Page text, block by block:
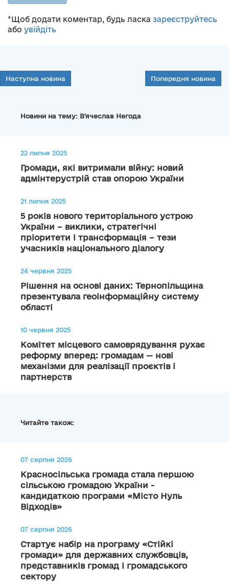
*Щоб додати коментар, будь ласка зареєструйтесь
або увійдіть
Наступна новина Попередня новина
Новини на тему: В'ячеслав Негода
22 липня 2025
Громади, які витримали війну: новий
адмінтерустрій став опорою України
21 липня 2025
5 років нового територіального устрою
України – виклики, стратегічні
пріоритети і трансформація – тези
учасників національного діалогу
24 червня 2025
Рішення на основі даних: Тернопільщина
презентувала геоінформаційну систему
області
10 червня 2025
Комітет місцевого самоврядування рухає
реформу вперед: громадам — нові
механізми для реалізації проєктів і
партнерств
Читайте також:
07 серпня 2026
Красносільська громада стала першою
сільською громадою України -
кандидаткою програми «Місто Нуль
Відходів»
07 серпня 2026
Стартує набір на програму «Стійкі
громади» для державних службовців,
представників громад і громадського
сектору